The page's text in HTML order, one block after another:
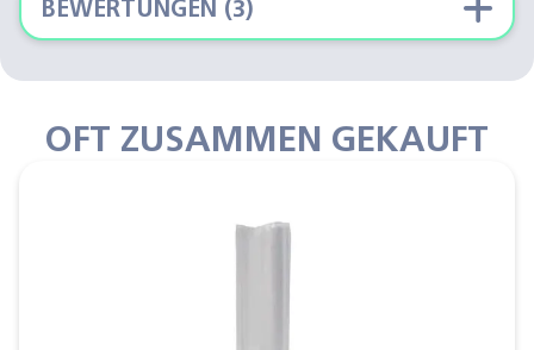
BEWERTUNGEN (3)
OFT ZUSAMMEN GEKAUFT